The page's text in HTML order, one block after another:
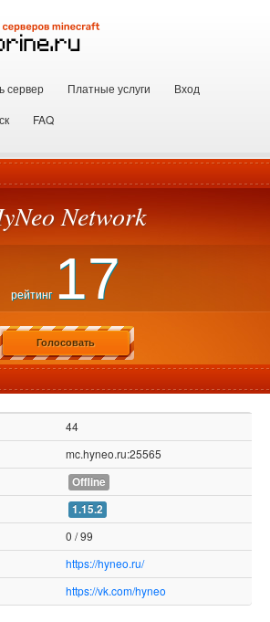
сервер Платные услуги
Вход
FAQ
Network
рейтинг 17
Голосовать
44
mc.hyneo.ru:25565
Offline
1.15.2
0 / 99
https://hyneo.ru/
https://vk.com/hyneo